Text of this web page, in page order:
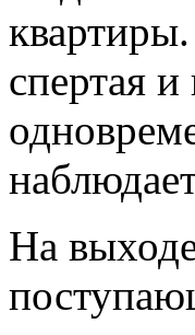
квартиры.
спертая
На